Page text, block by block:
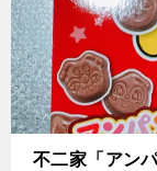
不二家「アン